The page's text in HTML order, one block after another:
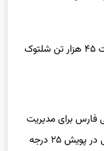
برای مدیریت
۲۵ درجه